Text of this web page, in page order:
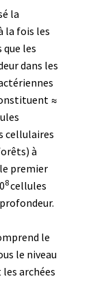
la
la fois les
les
dans les
≈
cellulaires
à
premier
8cellules
le
le niveau
archées